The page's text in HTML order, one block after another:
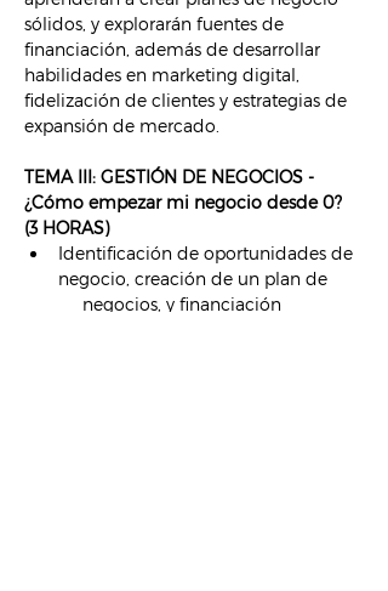
sólidos, y explorarán fuentes de
financiación, además de desarrollar
habilidades en marketing digital,
fidelización de clientes y estrategias de
expansión de mercado.
TEMA III: GESTIÓN DE NEGOCIOS -
¿Cómo empezar mi negocio desde 0?
(3 HORAS)
Identificación de oportunidades de
negocio, creación de un plan de
negocios, y financiación